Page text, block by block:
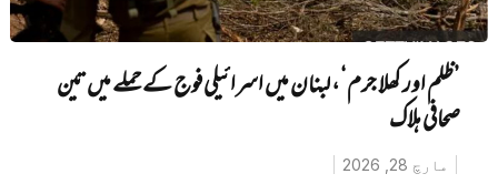
’ظلم اور کھلا جرم‘، لبنان میں اسرائیلی فوج کے حملے میں تین
صحافی ہلاک
مارچ 28, 2026